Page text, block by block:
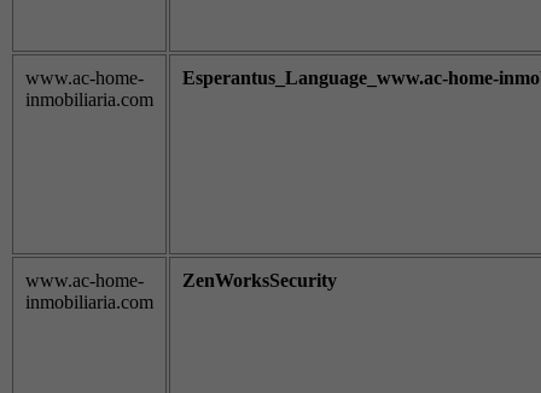
www.ac-home-
inmobiliaria.com
Esperantus_Language_www.ac-home-
www.ac-home-
inmobiliaria.com
ZenWorksSecurity